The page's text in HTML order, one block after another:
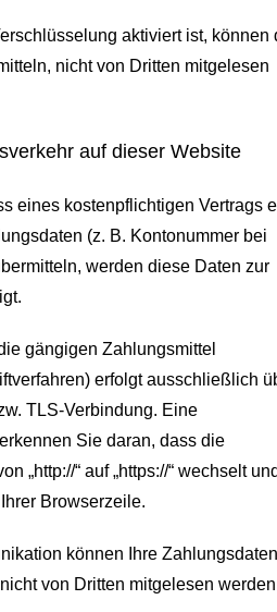
aktiviert ist, können
nicht von Dritten mitgelesen
auf dieser Website
eines kostenpflichtigen Vertrags
(z. B. Kontonummer bei
werden diese Daten zur
gängigen Zahlungsmittel
erfolgt ausschließlich
TLS-Verbindung. Eine
Sie daran, dass die
„http://“ auf „https://“ wechselt
Browserzeile.
können Ihre
von Dritten mitgelesen